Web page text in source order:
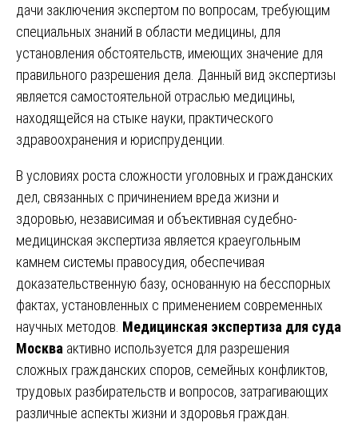
дачи заключения экспертом по вопросам, требующим
специальных знаний в области медицины, для
установления обстоятельств, имеющих значение для
правильного разрешения дела. Данный вид экспертизы
является самостоятельной отраслью медицины,
находящейся на стыке науки, практического
здравоохранения и юриспруденции.
В условиях роста сложности уголовных и гражданских
дел, связанных с причинением вреда жизни и
здоровью, независимая и объективная судебно-
медицинская экспертиза является краеугольным
камнем системы правосудия, обеспечивая
доказательственную базу, основанную на бесспорных
фактах, установленных с применением современных
научных методов. Медицинская экспертиза для суда
Москва активно используется для разрешения
сложных гражданских споров, семейных конфликтов,
трудовых разбирательств и вопросов, затрагивающих
различные аспекты жизни и здоровья граждан.